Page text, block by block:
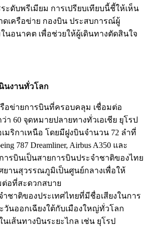
ะดับพรีเมียม การเปรียบเทียบนี้ชี้ให้เห็น
ดเครือข่าย กองบิน ประสบการณ์ผู้
นอนาคต เพื่อช่วยให้ผู้เดินทางตัดสินใจ
นงานทั่วโลก
อข่ายการบินที่ครอบคลุม เชื่อมต่อ
า 60 จุดหมายปลายทางทั่วเอเชีย ยุโรป
เมริกาเหนือ โดยมีฝูงบินจำนวน 72 ลำที่
787 Dreamliner, Airbus A350 และ
การบินเป็นสายการบินประจำชาติของไทย
ยานสุวรรณภูมิเป็นศูนย์กลางเพื่อให้
ต่อที่สะดวกสบาย
ำชาติของประเทศไทยที่มีชื่อเสียงในการ
วันออกเฉียงใต้กับเมืองใหญ่ทั่วโลก
เส้นทางบินระยะไกล เช่น ยุโรป